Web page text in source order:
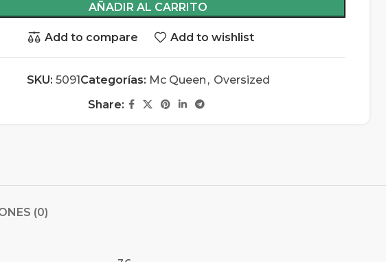
AÑADIR AL CARRITO
Add to compare Add to wishlist
SKU: 5091Categorías: Mc Queen , Oversized
Share:
(0)